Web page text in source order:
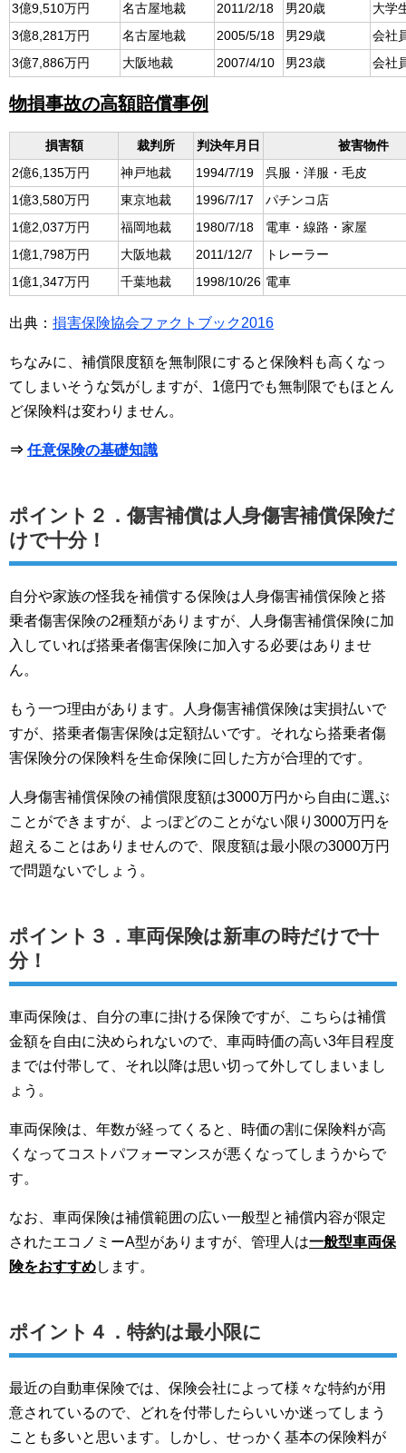
3億9,510万円
名古屋地裁 2011/2/18 男20歳
大学
3億8,281万円
名古屋地裁 2005/5/18 男29歳
会社
3億7,886万円
大阪地裁 2007/4/10 男23歳 会社
物損事故の高額賠償事例
損害額 裁判所 判決年月日
被害物件
2億6,135万円
神戸地裁 1994/7/19
呉服・洋服・毛皮
1億3,580万円
東京地裁 1996/7/17
パチンコ店
1億2,037万円
福岡地裁 1980/7/18
電車・線路・家屋
1億1,798万円
大阪地裁 2011/12/7
トレーラー
1億1,347万円
千葉地裁 1998/10/26 電車
出典： 損害保険協会ファクトブック2016
ちなみに、補償限度額を無制限にすると保険料も高くなっ
てしまいそうな気がしますが、1億円でも無制限でもほとん
ど保険料は変わりません。
⇒ 任意保険の基礎知識
ポイント２．傷害補償は人身傷害補償保険だ
けで十分！
自分や家族の怪我を補償する保険は人身傷害補償保険と搭
乗者傷害保険の2種類がありますが、人身傷害補償保険に加
入していれば搭乗者傷害保険に加入する必要はありませ
ん。
もう一つ理由があります。人身傷害補償保険は実損払いで
すが、搭乗者傷害保険は定額払いです。それなら搭乗者傷
害保険分の保険料を生命保険に回した方が合理的です。
人身傷害補償保険の補償限度額は3000万円から自由に選ぶ
ことができますが、よっぽどのことがない限り3000万円を
超えることはありませんので、限度額は最小限の3000万円
で問題ないでしょう。
ポイント３．車両保険は新車の時だけで十
分！
車両保険は、自分の車に掛ける保険ですが、こちらは補償
金額を自由に決められないので、車両時価の高い3年目程度
までは付帯して、それ以降は思い切って外してしまいまし
ょう。
車両保険は、年数が経ってくると、時価の割に保険料が高
くなってコストパフォーマンスが悪くなってしまうからで
す。
なお、車両保険は補償範囲の広い一般型と補償内容が限定
されたエコノミーA型がありますが、管理人は一般型車両保
険をおすすめします。
ポイント４．特約は最小限に
最近の自動車保険では、保険会社によって様々な特約が用
意されているので、どれを付帯したらいいか迷ってしまう
ことも多いと思います。しかし、せっかく基本の保険料が